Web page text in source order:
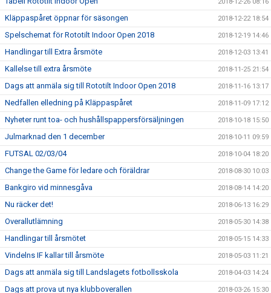
Kläppaspåret öppnar för säsongen 2018-12-22 18:54
Spelschemat för Rototilt Indoor Open 2018 2018-12-19 14:46
Handlingar till Extra årsmöte 2018-12-03 13:41
Kallelse till extra årsmöte 2018-11-25 21:54
Dags att anmäla sig till Rototilt Indoor Open 2018 2018-11-16 13:17
Nedfallen elledning på Kläppaspåret 2018-11-09 17:12
Nyheter runt toa- och hushållspappersförsäljningen 2018-10-18 15:50
Julmarknad den 1 december 2018-10-11 09:59
FUTSAL 02/03/04 2018-10-04 18:20
Change the Game för ledare och föräldrar 2018-08-30 10:03
Bankgiro vid minnesgåva 2018-08-14 14:20
Nu räcker det! 2018-06-13 16:29
Overallutlämning 2018-05-30 14:38
Handlingar till årsmötet 2018-05-15 14:33
Vindelns IF kallar till årsmöte 2018-05-03 11:21
Dags att anmäla sig till Landslagets fotbollsskola 2018-04-03 14:24
Dags att prova ut nya klubboverallen 2018-03-26 15:30